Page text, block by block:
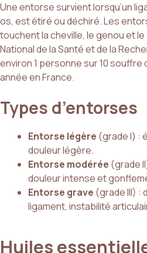
Une entorse survient lorsqu’un
os, est étiré ou déchiré. Les
touchent la cheville, le genou et
National de la Santé et de la
environ 1 personne sur 10 souffre
année en France.
Types d’entorses
Entorse légère (grade I) :
douleur légère.
Entorse modérée (grade
douleur intense et
Entorse grave (grade III) :
ligament, instabilité
Huiles